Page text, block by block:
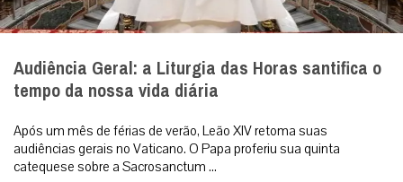
Audiência Geral: a Liturgia das Horas santifica o
tempo da nossa vida diária
Após um mês de férias de verão, Leão XIV retoma suas
audiências gerais no Vaticano. O Papa proferiu sua quinta
catequese sobre a Sacrosanctum ...